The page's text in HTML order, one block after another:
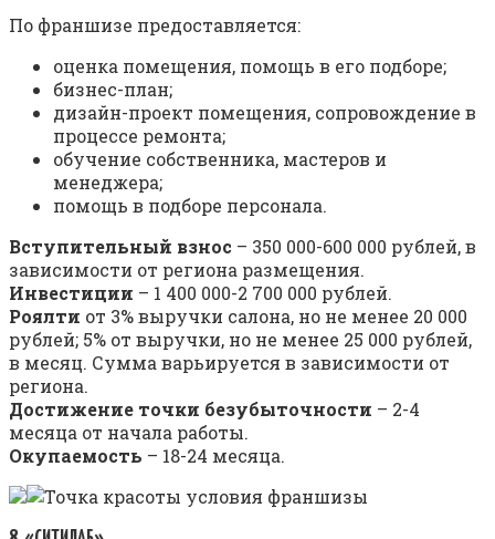
По франшизе предоставляется:
оценка помещения, помощь в его подборе;
бизнес-план;
дизайн-проект помещения, сопровождение в
процессе ремонта;
обучение собственника, мастеров и
менеджера;
помощь в подборе персонала.
Вступительный взнос – 350 000-600 000 рублей, в
зависимости от региона размещения.
Инвестиции – 1 400 000-2 700 000 рублей.
Роялти от 3% выручки салона, но не менее 20 000
рублей; 5% от выручки, но не менее 25 000 рублей,
в месяц. Сумма варьируется в зависимости от
региона.
Достижение точки безубыточности – 2-4
месяца от начала работы.
Окупаемость – 18-24 месяца.